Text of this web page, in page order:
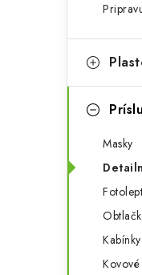
n
l
e
Masky
Kabínky
Kovové